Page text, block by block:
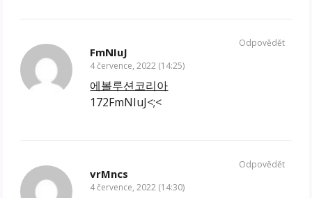
FmNIuJ
4 července, 2022 (14:25)
에볼루션코리아
172FmNIuJ<;<
Odpovědět
vrMncs
4 července, 2022 (14:30)
Odpovědět